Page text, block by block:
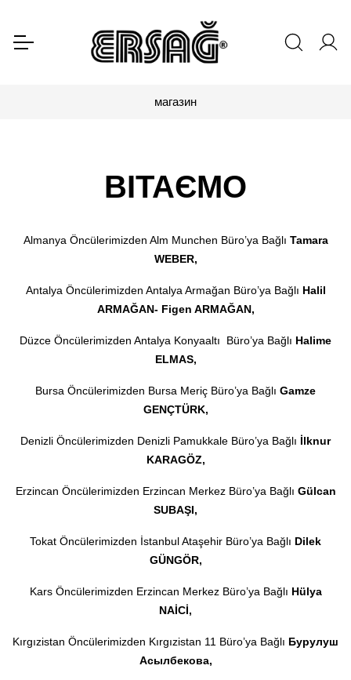
магазин
ВІТАЄМО
Almanya Öncülerimizden Alm Munchen Büro’ya Bağlı Tamara
WEBER,
Antalya Öncülerimizden Antalya Armağan Büro’ya Bağlı Halil
ARMAĞAN- Figen ARMAĞAN,
Düzce Öncülerimizden Antalya Konyaaltı Büro’ya Bağlı Halime
ELMAS,
Bursa Öncülerimizden Bursa Meriç Büro’ya Bağlı Gamze
GENÇTÜRK,
Denizli Öncülerimizden Denizli Pamukkale Büro’ya Bağlı İlknur
KARAGÖZ,
Erzincan Öncülerimizden Erzincan Merkez Büro’ya Bağlı Gülcan
SUBAŞI,
Tokat Öncülerimizden İstanbul Ataşehir Büro’ya Bağlı Dilek
GÜNGÖR,
Kars Öncülerimizden Erzincan Merkez Büro’ya Bağlı Hülya
NAİCİ,
Kırgızistan Öncülerimizden Kırgızistan 11 Büro’ya Bağlı Бурулуш
Асылбекова,